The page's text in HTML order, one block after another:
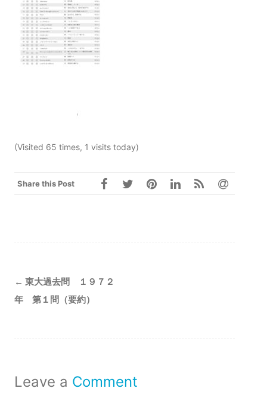
(Visited 65 times, 1 visits today)
Share this Post
Post
navigation
← 東大過去問 １９７２
年 第１問（要約）
Leave a Comment